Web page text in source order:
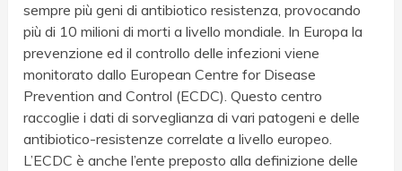
sempre più geni di antibiotico resistenza, provocando
più di 10 milioni di morti a livello mondiale. In Europa la
prevenzione ed il controllo delle infezioni viene
monitorato dallo European Centre for Disease
Prevention and Control (ECDC). Questo centro
raccoglie i dati di sorveglianza di vari patogeni e delle
antibiotico-resistenze correlate a livello europeo.
L’ECDC è anche l’ente preposto alla definizione delle